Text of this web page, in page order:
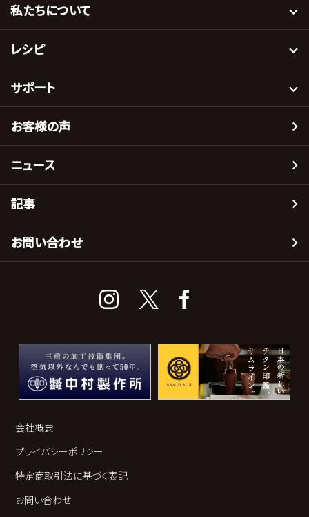
私たちについて
レシピ
サポート
お客様の声
ニュース
記事
お問い合わせ
会社概要
プライバシーポリシー
特定商取引法に基づく表記
お問い合わせ